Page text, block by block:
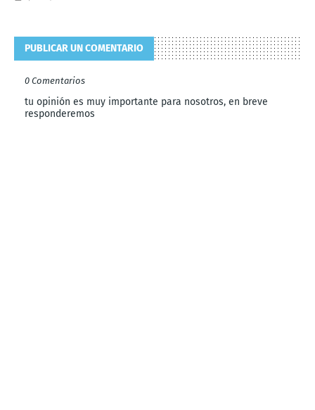
PUBLICAR UN COMENTARIO
0 Comentarios
tu opinión es muy importante para nosotros, en breve
responderemos